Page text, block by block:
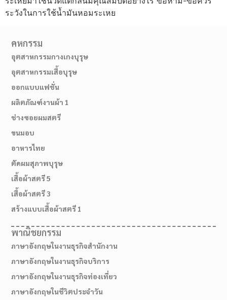
ระวังในการใช้น้ำมันหอมระเหย
คหกรรม
อุตสาหกรรมกางเกงบุรุษ
อุตสาหกรรมเสื้อบุรุษ
ออกแบบแฟชั่น
ผลิตภัณฑ์งานผ้า 1
ช่างซอยผมสตรี
ขนมอบ
อาหารไทย
ตัดผมสุภาพบุรุษ
เสื้อผ้าสตรี 5
เสื้อผ้าสตรี 3
สร้างแบบเสื้อผ้าสตรี 1
พาณิชยกรรม
ภาษาอังกฤษในงานธุรกิจสำนักงาน
ภาษาอังกฤษในงานธุรกิจบริการ
ภาษาอังกฤษในงานธุรกิจท่องเที่ยว
ภาษาอังกฤษในชีวิตประจำวัน